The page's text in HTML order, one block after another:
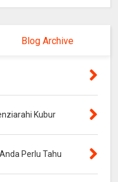
Blog Archive
Kubur
Perlu Tahu